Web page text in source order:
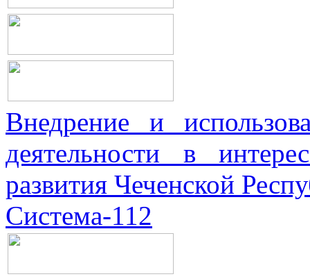
Внедрение и
деятельности в
развития Чеченской
Система-112